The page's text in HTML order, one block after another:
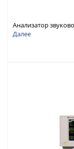
Анализатор
Далее